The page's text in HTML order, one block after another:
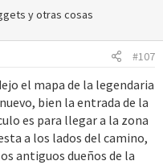
y otras cosas
#107
el mapa de la legendaria
bien la entrada de la
es para llegar a la zona
a los lados del camino,
antiguos dueños de la